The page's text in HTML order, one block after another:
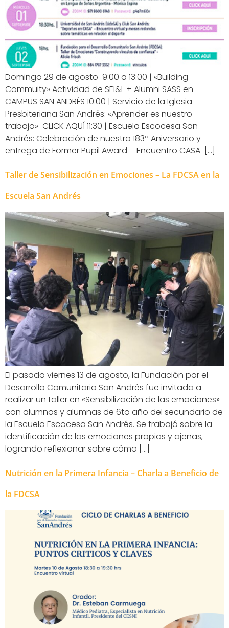
Domingo 29 de agosto 9:00 a 13:00 | «Building
Commuity» Actividad de SEI&L + Alumni SASS en
CAMPUS SAN ANDRÉS 10:00 | Servicio de la Iglesia
Presbiteriana San Andrés: «Aprender es nuestro
trabajo» CLICK AQUÍ 11:30 | Escuela Escocesa San
Andrés: Celebración de nuestro 183º Aniversario y
entrega de Former Pupil Award – Encuentro CASA […]
Taller de Sensibilización en Emociones – La FDCSA en la
Escuela San Andrés
El pasado viernes 13 de agosto, la Fundación por el
Desarrollo Comunitario San Andrés fue invitada a
realizar un taller en «Sensibilización de las emociones»
con alumnos y alumnas de 6to año del secundario de
la Escuela Escocesa San Andrés. Se trabajó sobre la
identificación de las emociones propias y ajenas,
logrando reflexionar sobre cómo […]
Nutrición en la Primera Infancia – Charla a Beneficio de
la FDCSA